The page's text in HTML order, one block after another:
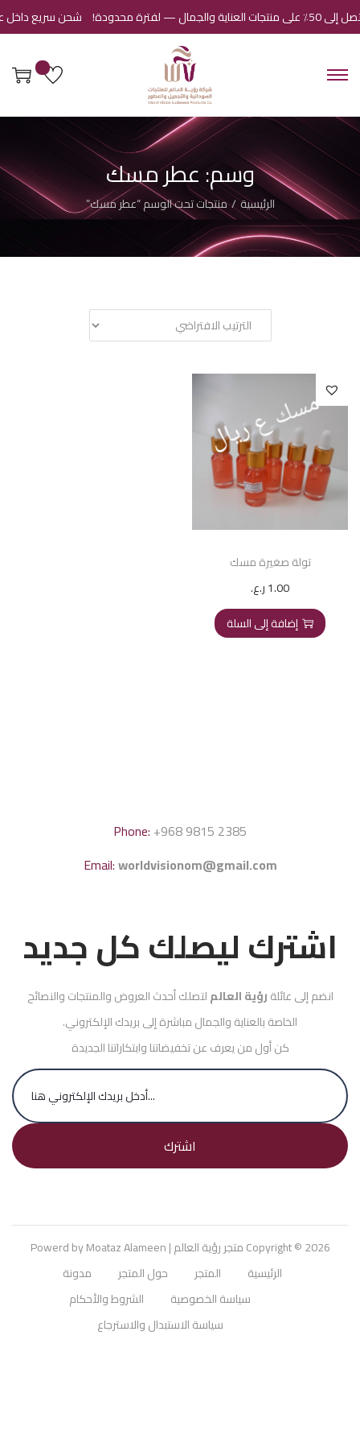
— لفترة محدودة! شحن سريع داخل
وسم:عطر مسك
الرئيسية/منتجات تحت الوسم “عطر مسك”
تولة صغيرة مسك
1.00ر.ع.
إضافة إلى السلة
Phone: +968 9815 2385
Email:worldvisionom@gmail.com
اشترك ليصلك كل جديد
انضم إلى عائلةرؤية العالملتصلك أحدث العروض والمنتجات والنصائح
الخاصة بالعناية والجمال مباشرة إلى بريدك الإلكتروني.
كن أول من يعرف عن تخفيضاتنا وابتكاراتنا الجديدة
اشترك
Copyright © 2026متجر رؤية العالم| Powerd by Moataz Alameen
الرئيسية
المتجر حول المتجر
مدونة
سياسة الخصوصية
الشروط والأحكام
سياسة الاستبدال والاسترجاع